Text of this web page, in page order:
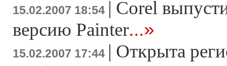
15.02.2007 18:54 | Corel
версию Painter...»
15.02.2007 17:44 | Открыта